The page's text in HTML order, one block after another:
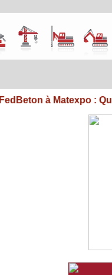
FedBeton à Matexpo :